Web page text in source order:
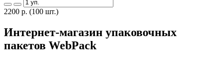
2200 р. (100 шт.)
Интернет-магазин упаковочных
пакетов WebPack